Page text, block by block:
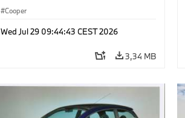
Cooper
Wed Jul 29 09:44:43 CEST 2026
3,34 MB